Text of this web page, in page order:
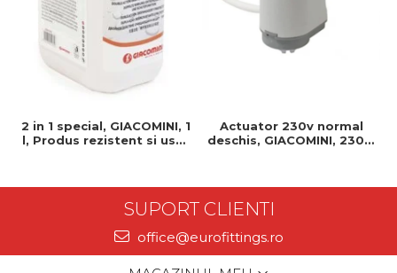
2 in 1 special, GIACOMINI, 1
l, Produs rezistent si usor
Actuator 230v normal
deschis, GIACOMINI, 230v,
SUPORT CLIENTI
office@eurofittings.ro